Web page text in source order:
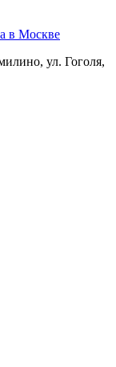
ул. Гоголя,